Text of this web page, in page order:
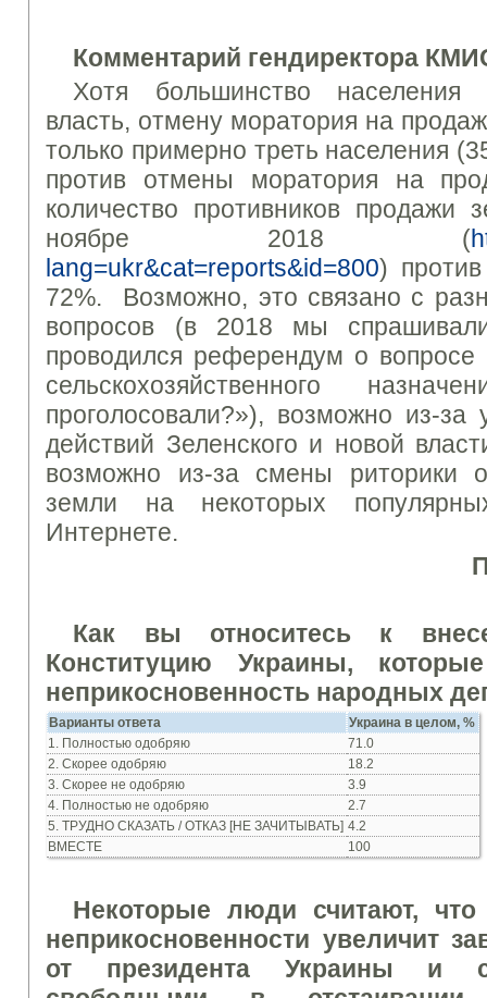
Комментарий гендиректора КМИ
Хотя большинство населения
власть, отмену моратория на
только примерно треть населения
против отмены моратория на
количество противников продажи
ноябре 2018 (
lang=ukr&cat=reports&id=800)
72%. Возможно, это связано с
вопросов (в 2018 мы
проводился референдум о вопросе
сельскохозяйственного
проголосовали?»), возможно из-за
действий Зеленского и новой
возможно из-за смены риторики
земли на некоторых
Интернете.
Как вы относитесь к
Конституцию Украины,
неприкосновенность народных
Вариантыответа Украина в целом, %
1. Полностью одобряю
71.0
2. Скорее одобряю
18.2
3. Скорее не одобряю
3.9
4. Полностью не одобряю
2.7
5. ТРУДНО СКАЗАТЬ / ОТКАЗ [НЕ ЗАЧИТЫВАТЬ] 4.2
ВМЕСТЕ
100
Некоторые люди считают, что
неприкосновенности увеличит
от президента Украины и